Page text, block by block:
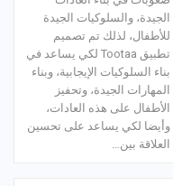
الجيدة، والسلوكيات الجيدة
للأطفال، لذلك تم تصميم
تطبيق Tootaa لكي يساعد في
بناء السلوكيات الإيجابية، وبناء
المهارات الجيدة، وتحفيز
الأطفال على هذه العادات،
وأيضا لكي يساعد على تحسين
العلاقة بين…